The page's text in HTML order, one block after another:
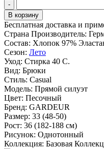
-
В корзину
Бесплатная доставка и
Страна Производитель:
Состав: Хлопок 97%
Сезон: Лето
Уход: Стирка 40 С.
Вид: Брюки
Стиль: Casual
Модель: Прямой силуэт
Цвет: Песочный
Бренд: GARDEUR
Размер: 33 (48-50)
Рост: 36 (182-188 см)
Рисунок: Однотонный
Коллекция: Базовая